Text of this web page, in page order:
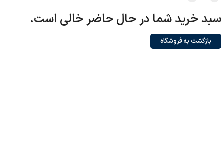
سبد خرید شما در حال حاضر خالی است.
بازگشت به فروشگاه